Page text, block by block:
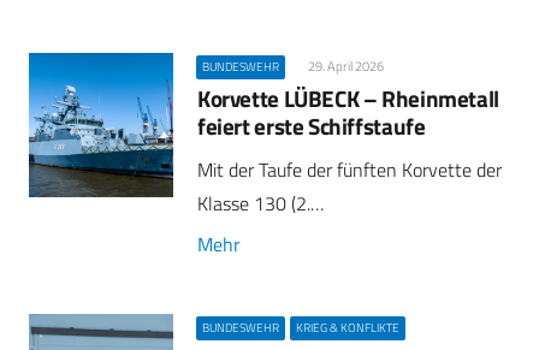
BUNDESWEHR 29. April 2026
Korvette LÜBECK – Rheinmetall
feiert erste Schiffstaufe
Mit der Taufe der fünften Korvette der
Klasse 130 (2.…
Mehr
BUNDESWEHR KRIEG & KONFLIKTE